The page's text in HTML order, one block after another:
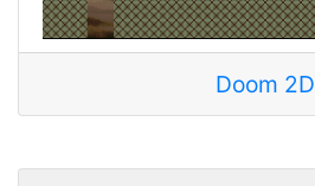
Doom 2D